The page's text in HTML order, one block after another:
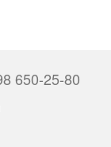
650-25-80